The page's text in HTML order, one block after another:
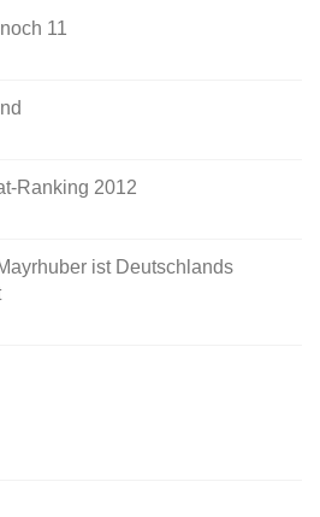
11
Ranking 2012
ist Deutschlands